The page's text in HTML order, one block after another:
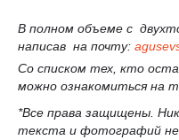
В полном объеме с
написав на почту:
Со списком тех, кто
можно ознакомиться на
*Все права защищены.
текста и фотографий